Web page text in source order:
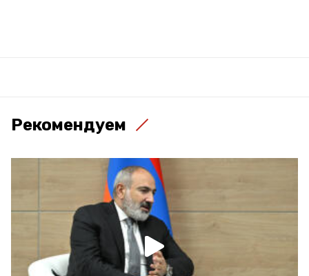
Рекомендуем